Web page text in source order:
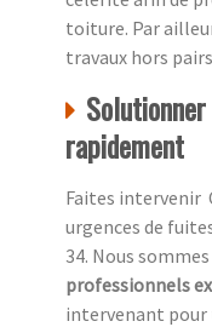
toiture. Par
travaux hors
rapidement
Faites intervenir
urgences de
34. Nous
professionnels
intervenant pour